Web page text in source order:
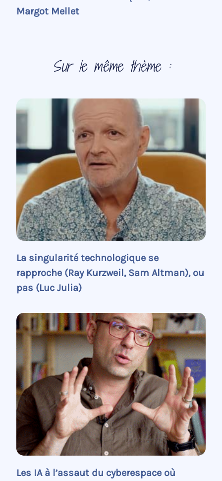
Margot Mellet
Sur le même thème :
La singularité technologique se
rapproche (Ray Kurzweil, Sam Altman), ou
pas (Luc Julia)
Les IA à l’assaut du cyberespace où